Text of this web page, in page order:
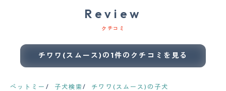
Review
クチコミ
チワワ(スムース)の1件のクチコミを見る
ペットミー 子犬検索
チワワ(スムース)の子犬